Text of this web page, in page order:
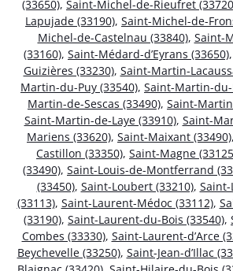
(33650), Saint-Michel-de-Rieufret
Lapujade (33190), Saint-Michel-de-
Michel-de-Castelnau (33840), Saint-
(33160), Saint-Médard-d’Eyrans (33650),
Guizières (33230), Saint-Martin-
Martin-du-Puy (33540), Saint-Martin-du-
Martin-de-Sescas (33490), Saint-
Saint-Martin-de-Laye (33910), Saint-
Mariens (33620), Saint-Maixant (33490),
Castillon (33350), Saint-Magne
(33490), Saint-Louis-de-Montferrand
(33450), Saint-Loubert (33210),
(33113), Saint-Laurent-Médoc (33112),
(33190), Saint-Laurent-du-Bois (33540),
Combes (33330), Saint-Laurent-d’Arce
Beychevelle (33250), Saint-Jean-d’Illac